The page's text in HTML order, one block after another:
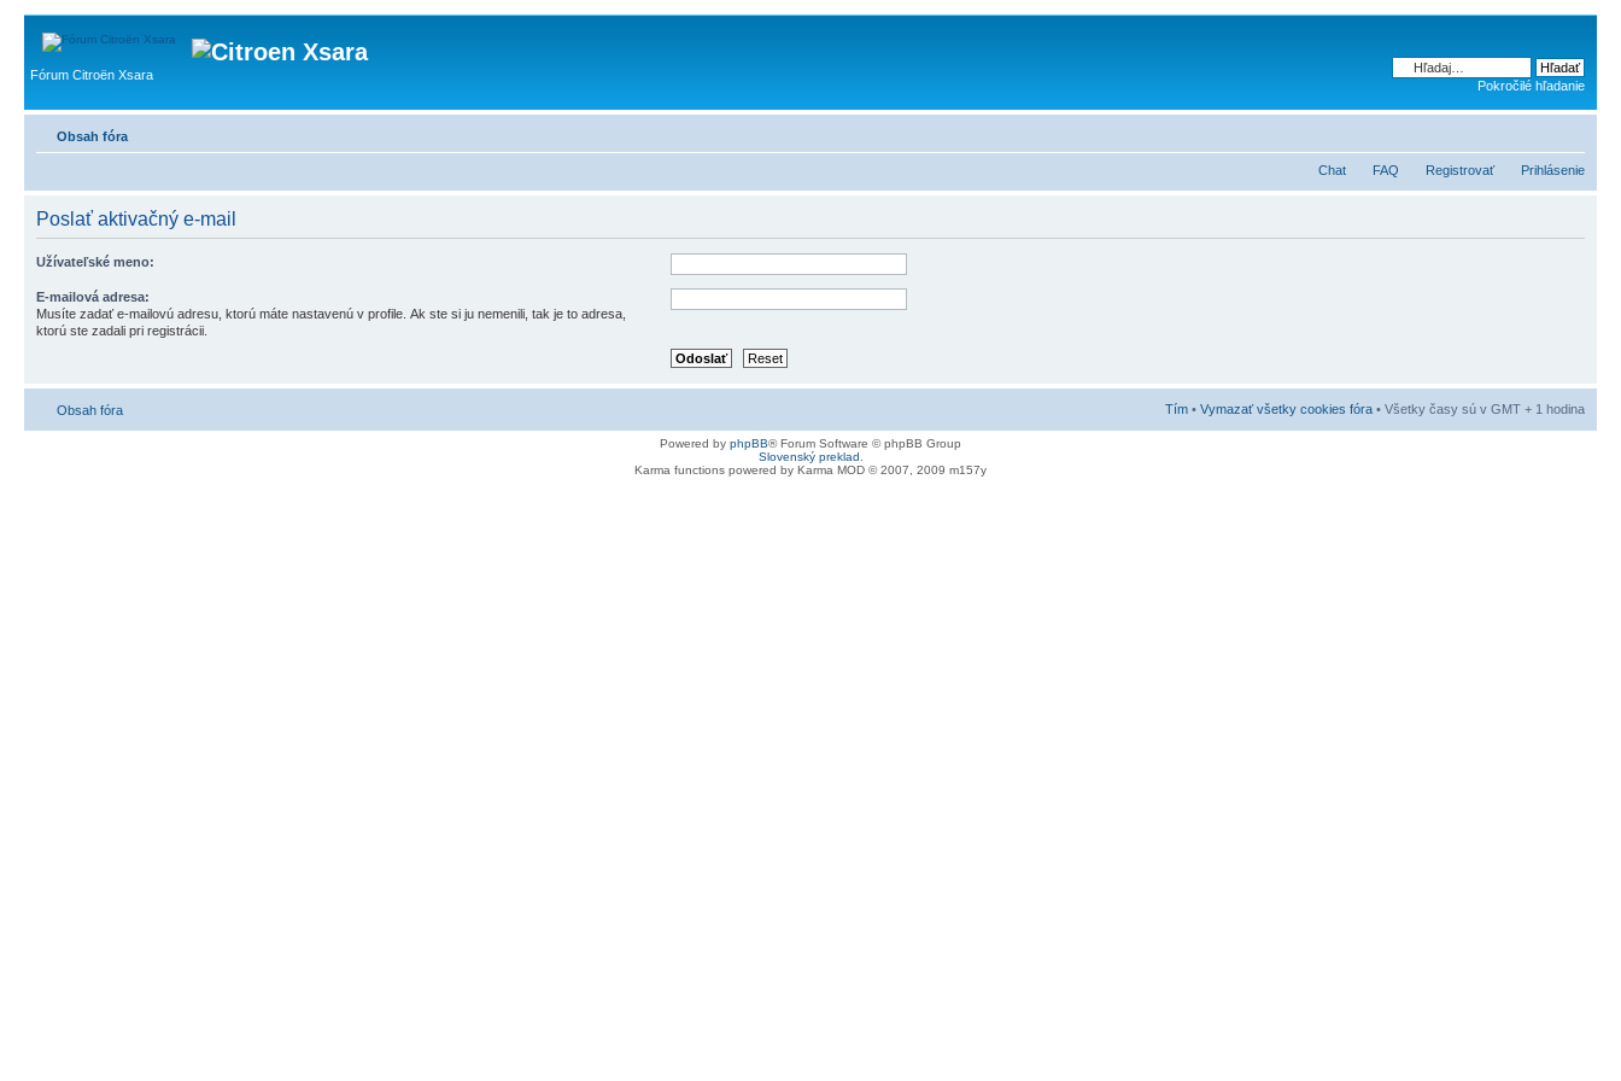
Fórum Citroën Xsara
Pokročilé hľadanie
Obsah fóra
Chat FAQ Registrovať Prihlásenie
Poslať aktivačný e-mail
Užívateľské meno:
E-mailová adresa:
Musíte zadať e-mailovú adresu, ktorú máte nastavenú v profile. Ak ste si ju nemenili, tak je to adresa,
ktorú ste zadali pri registrácii.
Obsah fóra Tím • Vymazať všetky cookies fóra • Všetky časy sú v GMT + 1 hodina
Powered by phpBB® Forum Software © phpBB Group
Slovenský preklad
Karma functions powered by Karma MOD © 2007, 2009 m157y